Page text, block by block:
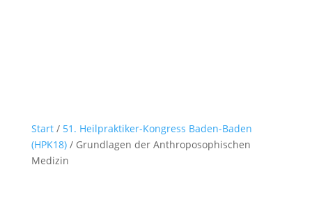
Start/ 51. Heilpraktiker-Kongress Baden-Baden
(HPK18)/ Grundlagen der Anthroposophischen
Medizin